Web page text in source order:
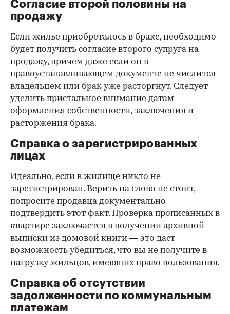
Согласие второй половины на
продажу
Если жилье приобреталось в браке, необходимо
будет получить согласие второго супруга на
продажу, причем даже если он в
правоустанавливающем документе не числится
владельцем или брак уже расторгнут. Следует
уделить пристальное внимание датам
оформления собственности, заключения и
расторжения брака.
Справка о зарегистрированных
лицах
Идеально, если в жилище никто не
зарегистрирован. Верить на слово не стоит,
попросите продавца документально
подтвердить этот факт. Проверка прописанных в
квартире заключается в получении архивной
выписки из домовой книги — это даст
возможность убедиться, что вы не получите в
нагрузку жильцов, имеющих право пользования.
Справка об отсутствии
задолженности по коммунальным
платежам